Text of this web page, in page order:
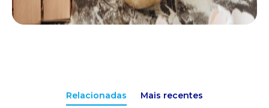
Relacionadas Mais recentes